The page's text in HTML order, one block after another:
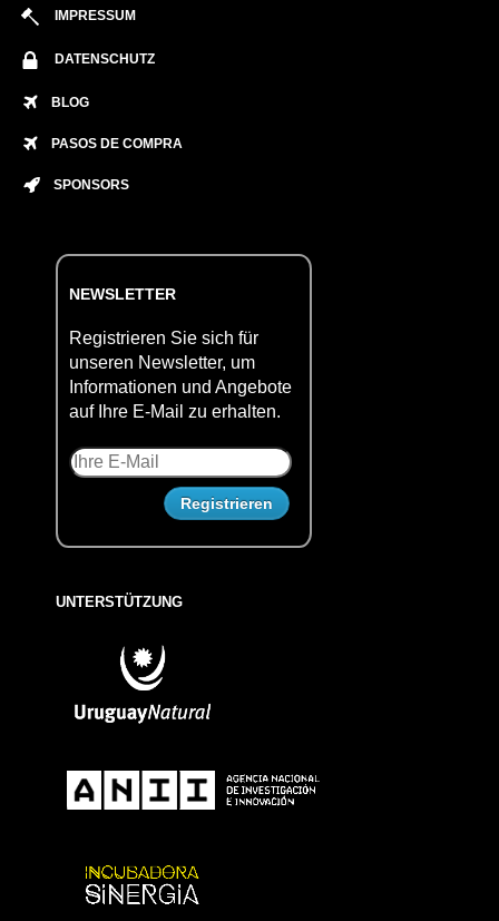
IMPRESSUM
DATENSCHUTZ
BLOG
PASOS DE COMPRA
SPONSORS
NEWSLETTER
Registrieren Sie sich für
unseren Newsletter, um
Informationen und Angebote
auf Ihre E-Mail zu erhalten.
UNTERSTÜTZUNG